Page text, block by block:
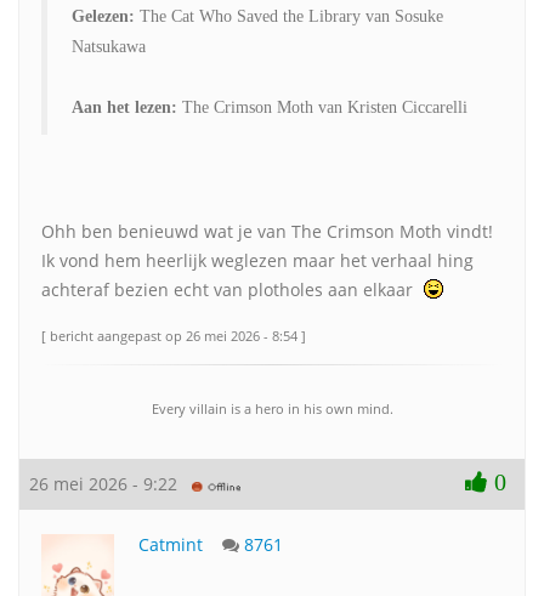
Gelezen: The Cat Who Saved the Library van Sosuke
Natsukawa
Aan het lezen: The Crimson Moth van Kristen Ciccarelli
Ohh ben benieuwd wat je van The Crimson Moth vindt!
Ik vond hem heerlijk weglezen maar het verhaal hing
achteraf bezien echt van plotholes aan elkaar
[ bericht aangepast op 26 mei 2026 - 8:54 ]
Every villain is a hero in his own mind.
26 mei 2026 - 9:22 0
Catmint 8761